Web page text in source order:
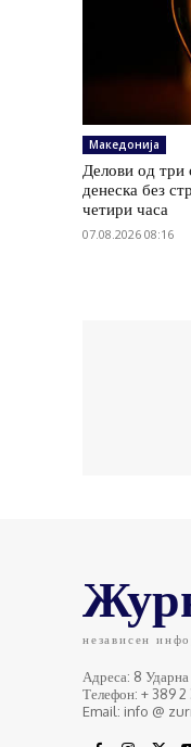
Македонија
Делови од три
денеска без
четири часа
07.08.2026 08:16
независен
Адреса: 8
Телефон: + 389 2
Email: info @